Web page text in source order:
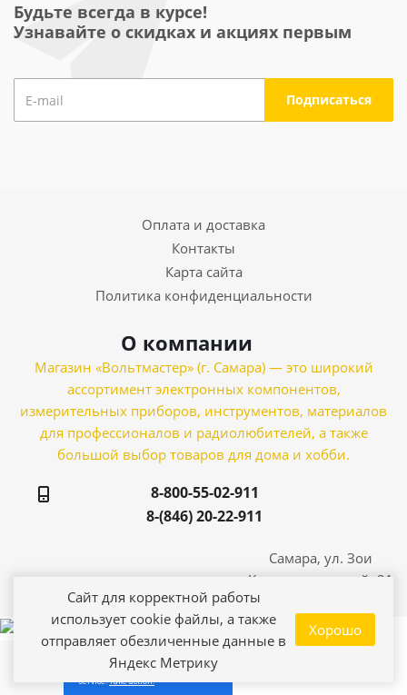
Будьте всегда в курсе!
Узнавайте о скидках и акциях первым
Оплата и доставка
Контакты
Карта сайта
Политика конфиденциальности
О компании
Магазин «Вольтмастер» (г. Самара) — это широкий
ассортимент электронных компонентов,
измерительных приборов, инструментов, материалов
для профессионалов и радиолюбителей, а также
большой выбор товаров для дома и хобби.
8-800-55-02-911
8-(846) 20-22-911
Самара, ул. Зои
Космодемьянской, 21
Сайт для корректной работы
использует cookie файлы, а также
отправляет обезличенные данные в
Яндекс Метрику
Хорошо